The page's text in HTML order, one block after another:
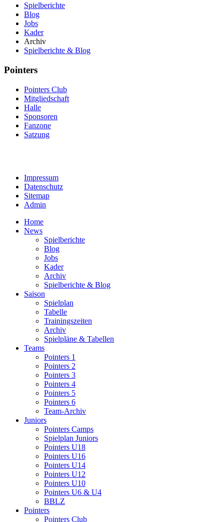
Spielberichte
Blog
Jobs
Kader
Archiv
Spielberichte & Blog
Pointers
Pointers Club
Mitgliedschaft
Halle
Sponsoren
Fanzone
Satzung
Impressum
Datenschutz
Sitemap
Admin
Home
News
Spielberichte
Blog
Jobs
Kader
Archiv
Spielberichte & Blog
Saison
Spielplan
Tabelle
Trainingszeiten
Archiv
Spielpläne & Tabellen
Teams
Pointers 1
Pointers 2
Pointers 3
Pointers 4
Pointers 5
Pointers 6
Team-Archiv
Juniors
Pointers Camps
Spielplan Juniors
Pointers U18
Pointers U16
Pointers U14
Pointers U12
Pointers U10
Pointers U6 & U4
BBLZ
Pointers
Pointers Club